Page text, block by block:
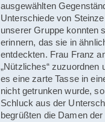
ausgewählten
Unterschiede von
unserer Gruppe konnten
erinnern, das sie in
entdeckten. Frau Franz
„Nützliches“ zuzuordnen
es eine zarte Tasse in
nicht getrunken wurde,
Schluck aus der
begrüßten die Damen